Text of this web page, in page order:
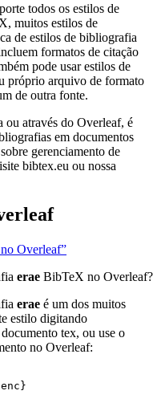
todos os estilos de
muitos estilos de
de estilos de bibliografia
formatos de citação
pode usar estilos de
próprio arquivo de formato
de outra fonte.
ou através do Overleaf, é
em documentos
gerenciamento de
bibtex.eu ou nossa
Overleaf”
erae BibTeX no Overleaf?
erae é um dos muitos
estilo digitando
tex, ou use o
no Overleaf:
}